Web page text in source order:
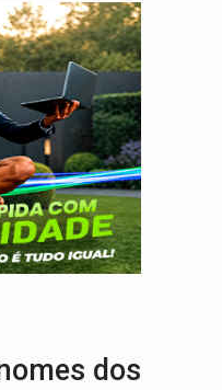
Essa receita com frango virou o meu
7 negócios que podem começar com pouco dinheiro e
Brasil reúne dimensão continental e posição
dicas importantes para quem quer
nova espécie de rã em florestas
celular usado? Veja como consultar o
dos